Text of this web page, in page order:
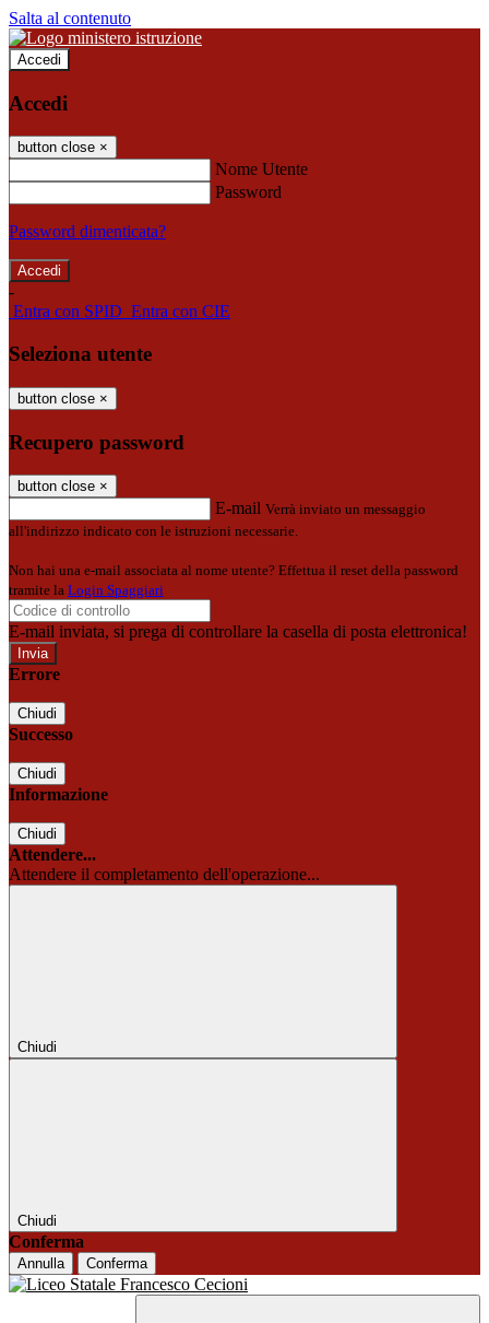
Salta al contenuto
Accedi
Accedi
button close ×
Nome Utente
Password
Password dimenticata?
-
Entra con SPID Entra con CIE
Seleziona utente
button close ×
Recupero password
button close ×
E-mail Verrà inviato un messaggio
all'indirizzo indicato con le istruzioni necessarie.
Non hai una e-mail associata al nome utente? Effettua il reset della password
tramite la Login Spaggiari
E-mail inviata, si prega di controllare la casella di posta elettronica!
Errore
Chiudi
Successo
Chiudi
Informazione
Chiudi
Attendere...
Attendere il completamento dell'operazione...
Chiudi
Chiudi
Conferma
Annulla Conferma